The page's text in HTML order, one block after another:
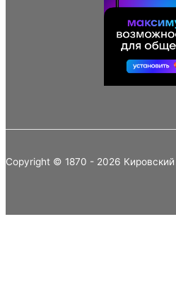
Copyright © 1870 - 2026 Кировский